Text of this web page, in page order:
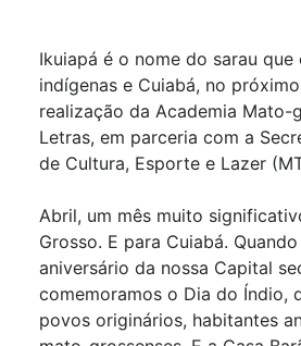
Ikuiapá é o nome do sarau
indígenas e Cuiabá, no
realização da Academia Mato-
Letras, em parceria com a
de Cultura, Esporte e Lazer
Abril, um mês muito
Grosso. E para Cuiabá.
aniversário da nossa Capital
comemoramos o Dia do Índio,
povos originários, habitantes